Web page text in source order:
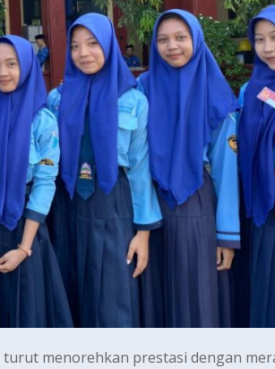
turut menorehkan prestasi dengan